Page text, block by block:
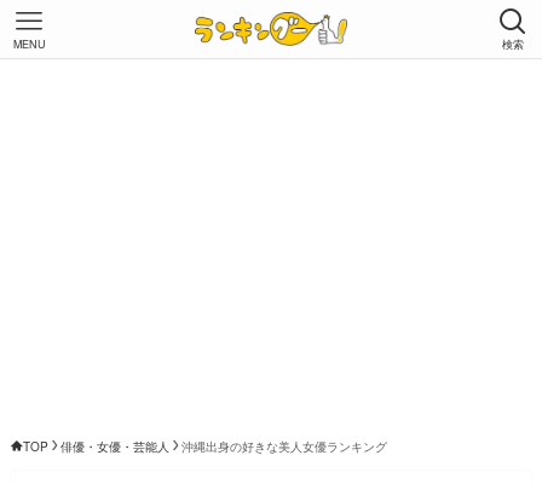
検索
MENU
TOP 俳優・女優・芸能人 沖縄出身の好きな美人女優ランキング